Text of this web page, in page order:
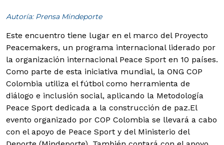
Autoría: Prensa Mindeporte
Este encuentro tiene lugar en el marco del Proyecto
Peacemakers, un programa internacional liderado por
la organización internacional Peace Sport en 10 países.
Como parte de esta iniciativa mundial, la ONG COP
Colombia utiliza el fútbol como herramienta de
diálogo e inclusión social, aplicando la Metodología
Peace Sport dedicada a la construcción de paz.El
evento organizado por COP Colombia se llevará a cabo
con el apoyo de Peace Sport y del Ministerio del